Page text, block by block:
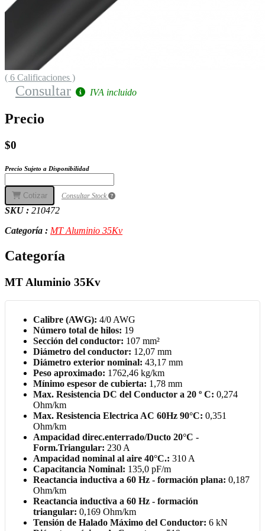
( 6 Calificaciones )
Consultar IVA incluido
Precio
$0
Precio Sujeto a Disponibilidad
Cotizar Consultar Stock
SKU : 210472
Categoría : MT Aluminio 35Kv
Categoría
MT Aluminio 35Kv
Calibre (AWG): 4/0 AWG
Número total de hilos: 19
Sección del conductor: 107 mm²
Diámetro del conductor: 12,07 mm
Diámetro exterior nominal: 43,17 mm
Peso aproximado: 1762,46 kg/km
Mínimo espesor de cubierta: 1,78 mm
Max. Resistencia DC del Conductor a 20 º C: 0,274
Ohm/km
Max. Resistencia Electrica AC 60Hz 90°C: 0,351
Ohm/km
Ampacidad direc.enterrado/Ducto 20°C -
Form.Triangular: 230 A
Ampacidad nominal al aire 40°C.: 310 A
Capacitancia Nominal: 135,0 pF/m
Reactancia inductiva a 60 Hz - formación plana: 0,187
Ohm/km
Reactancia inductiva a 60 Hz - formación
triangular: 0,169 Ohm/km
Tensión de Halado Máximo del Conductor: 6 kN